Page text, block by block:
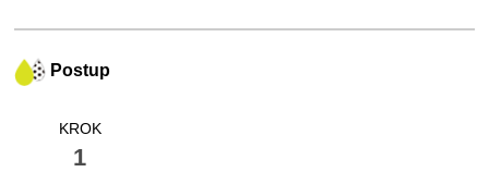
Postup
KROK
1